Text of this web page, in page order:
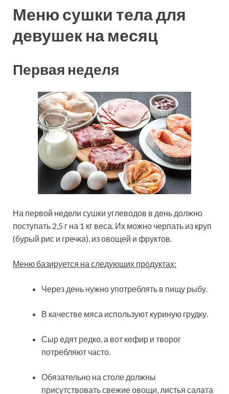
Меню сушки тела для
девушек на месяц
Первая неделя
На первой недели сушки углеводов в день должно
поступать 2,5 г на 1 кг веса. Их можно черпать из круп
(бурый рис и гречка), из овощей и фруктов.
Меню базируется на следующих продуктах:
Через день нужно употреблять в пищу рыбу.
В качестве мяса используют куриную грудку.
Сыр едят редко, а вот кефир и творог
потребляют часто.
Обязательно на столе должны
присутствовать свежие овощи, листья салата